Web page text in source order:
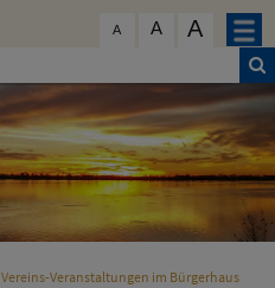
A A A
Vereins-Veranstaltungen im Bürgerhaus